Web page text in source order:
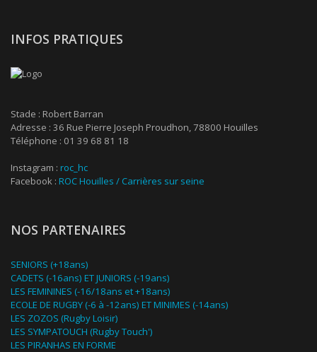
INFOS PRATIQUES
Stade : Robert Barran
Adresse : 36 Rue Pierre Joseph Proudhon, 78800 Houilles
Téléphone : 01 39 68 81 18
Instagram : roc_hc
Facebook : ROC Houilles / Carrières sur seine
NOS PARTENAIRES
SENIORS (+18ans)
CADETS (-16ans) ET JUNIORS (-19ans)
LES FEMININES (-16/18ans et +18ans)
ECOLE DE RUGBY (-6 à -12ans) ET MINIMES (-14ans)
LES ZOZOS (Rugby Loisir)
LES SYMPATOUCH (Rugby Touch')
LES PIRANHAS EN FORME